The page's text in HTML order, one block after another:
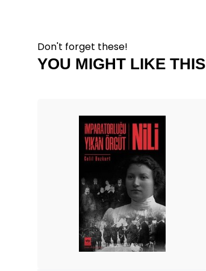
Don't forget these!
YOU MIGHT LIKE THIS